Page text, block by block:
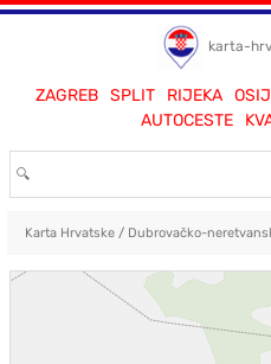
karta-
ZAGREB SPLIT RIJEKA
AUTOCESTE
Karta Hrvatske/ Dubrovačko-